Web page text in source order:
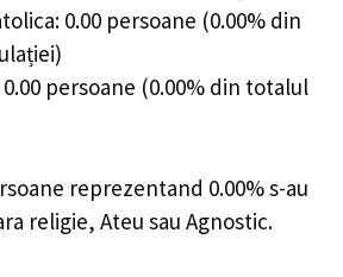
Buești, Județul
Populație
Procent
930
96.27%